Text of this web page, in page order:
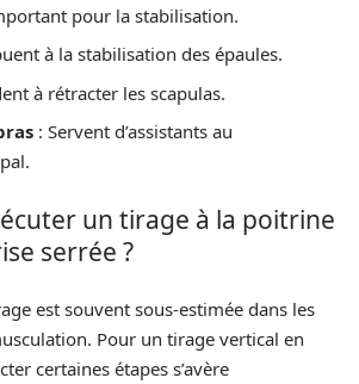
pour la stabilisation.
à la stabilisation des épaules.
à rétracter les scapulas.
: Servent d’assistants au
un tirage à la poitrine
serrée ?
est souvent sous-estimée dans les
Pour un tirage vertical en
certaines étapes s’avère